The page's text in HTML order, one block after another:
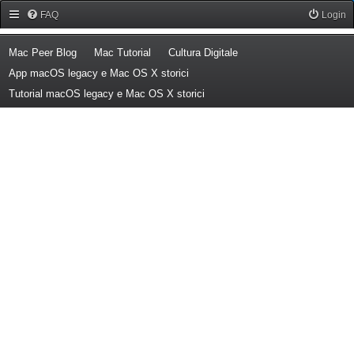
FAQ Login
Mac Peer Blog(Opens a new tab)
Mac Tutorial (Opens a new tab)
Cultura Digitale(Opens a new tab)
App macOS legacy e Mac OS X storici
Tutorial macOS legacy e Mac OS X storici